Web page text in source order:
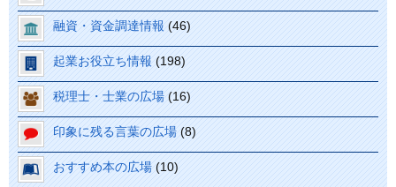
融資・資金調達情報 (46)
起業お役立ち情報 (198)
税理士・士業の広場 (16)
印象に残る言葉の広場 (8)
おすすめ本の広場 (10)